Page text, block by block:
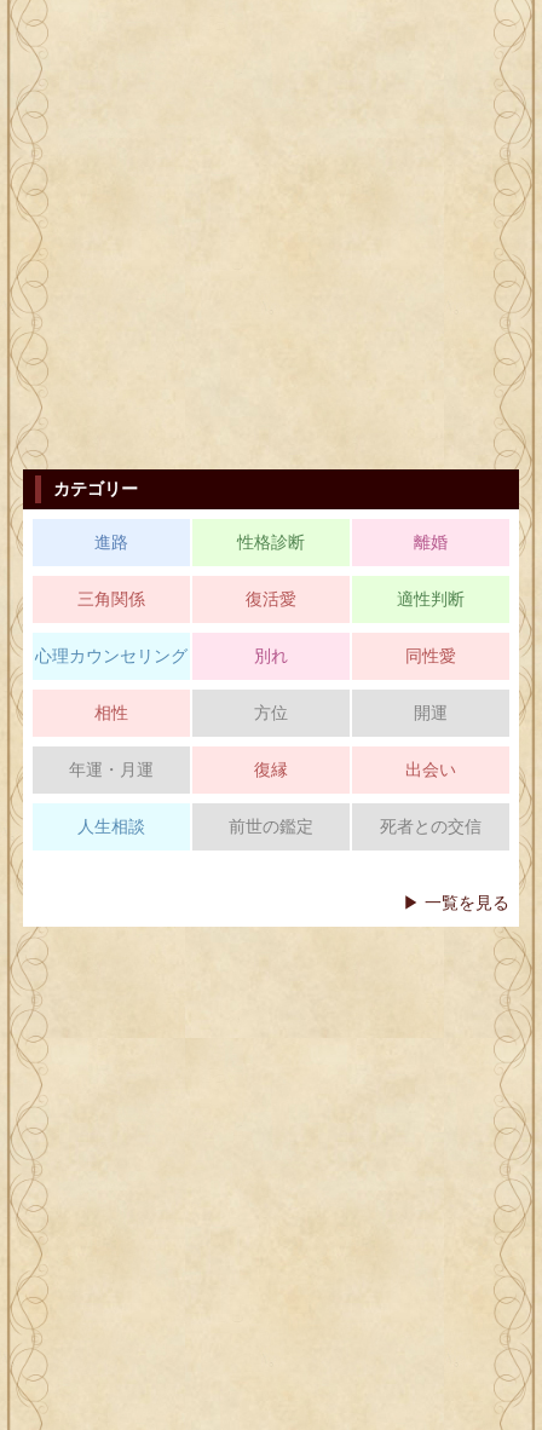
カテゴリー
進路 性格診断 離婚
三角関係 復活愛 適性判断
心理カウンセリング 別れ 同性愛
相性 方位 開運
年運・月運 復縁 出会い
人生相談 前世の鑑定 死者との交信
▶ 一覧を見る